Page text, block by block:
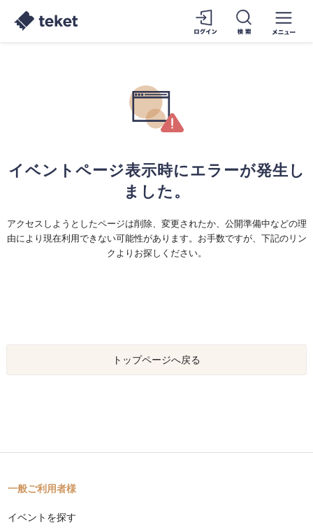
イベントページ表示時にエラーが発生し
ました。
アクセスしようとしたページは削除、変更されたか、公開準備中などの理
由により現在利用できない可能性があります。お手数ですが、下記のリン
クよりお探しください。
トップページへ戻る
一般ご利用者様
イベントを探す